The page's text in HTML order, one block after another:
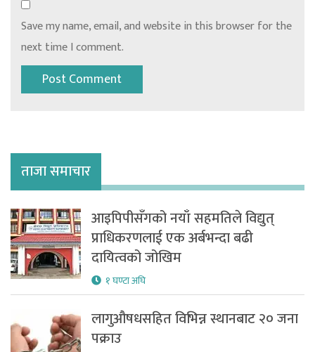
Save my name, email, and website in this browser for the
next time I comment.
ताजा समाचार
आइपिपीसँगको नयाँ सहमतिले विद्युत्
प्राधिकरणलाई एक अर्बभन्दा बढी
दायित्वको जोखिम
१ घण्टा अघि
लागुऔषधसहित विभिन्न स्थानबाट २० जना
पक्राउ